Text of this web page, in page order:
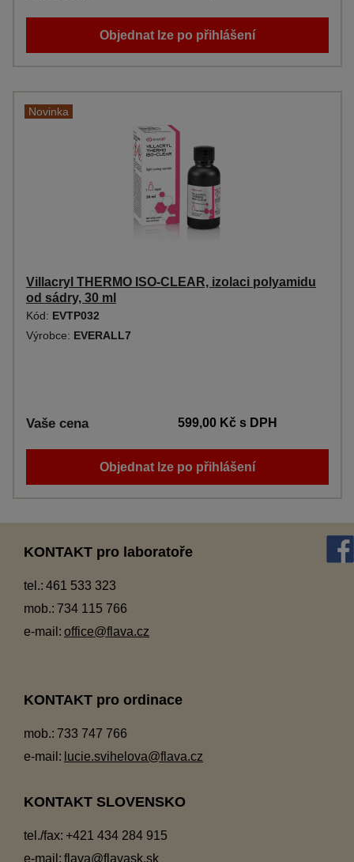
Objednat lze po přihlášení
Novinka
Villacryl THERMO ISO-CLEAR, izolaci polyamidu
od sádry, 30 ml
Kód: EVTP032
Výrobce: EVERALL7
Vaše cena 599,00 Kčs DPH
Objednat lze po přihlášení
KONTAKT pro laboratoře
tel.: 461 533 323
mob.: 734 115 766
e-mail: office@flava.cz
KONTAKT pro ordinace
mob.: 733 747 766
e-mail: lucie.svihelova@flava.cz
KONTAKT SLOVENSKO
tel./fax: +421 434 284 915
e-mail: flava@flavask.sk